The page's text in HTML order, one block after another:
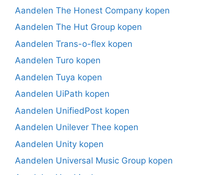
Aandelen The Honest Company kopen
Aandelen The Hut Group kopen
Aandelen Trans-o-flex kopen
Aandelen Turo kopen
Aandelen Tuya kopen
Aandelen UiPath kopen
Aandelen UnifiedPost kopen
Aandelen Unilever Thee kopen
Aandelen Unity kopen
Aandelen Universal Music Group kopen